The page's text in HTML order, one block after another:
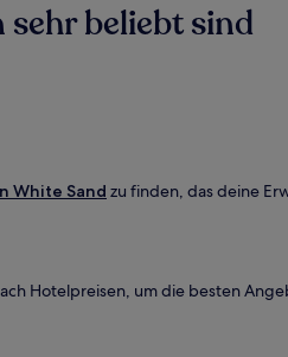
sehr beliebt sind
White Sand zu finden, das deine
Hotelpreisen, um die besten